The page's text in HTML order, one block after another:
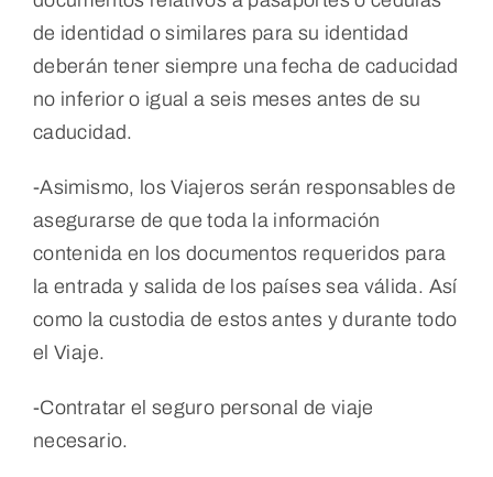
de identidad o similares para su identidad
deberán tener siempre una fecha de caducidad
no inferior o igual a seis meses antes de su
caducidad.
-Asimismo, los Viajeros serán responsables de
asegurarse de que toda la información
contenida en los documentos requeridos para
la entrada y salida de los países sea válida. Así
como la custodia de estos antes y durante todo
el Viaje.
-Contratar el seguro personal de viaje
necesario.